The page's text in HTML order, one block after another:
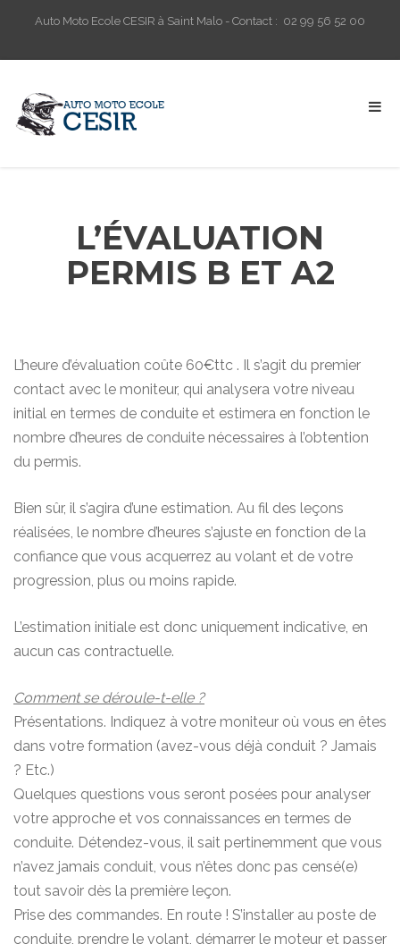
Auto Moto Ecole CESIR à Saint Malo - Contact : 02 99 56 52 00
L’ÉVALUATION
PERMIS B ET A2
L’heure d’évaluation coûte 60€ttc . Il s’agit du premier
contact avec le moniteur, qui analysera votre niveau
initial en termes de conduite et estimera en fonction le
nombre d’heures de conduite nécessaires à l’obtention
du permis.
Bien sûr, il s’agira d’une estimation. Au fil des leçons
réalisées, le nombre d’heures s’ajuste en fonction de la
confiance que vous acquerrez au volant et de votre
progression, plus ou moins rapide.
L’estimation initiale est donc uniquement indicative, en
aucun cas contractuelle.
Comment se déroule-t-elle ?
Présentations. Indiquez à votre moniteur où vous en êtes
dans votre formation (avez-vous déjà conduit ? Jamais
? Etc.)
Quelques questions vous seront posées pour analyser
votre approche et vos connaissances en termes de
conduite. Détendez-vous, il sait pertinemment que vous
n’avez jamais conduit, vous n’êtes donc pas censé(e)
tout savoir dès la première leçon.
Prise des commandes. En route ! S’installer au poste de
conduite, prendre le volant, démarrer le moteur et passer